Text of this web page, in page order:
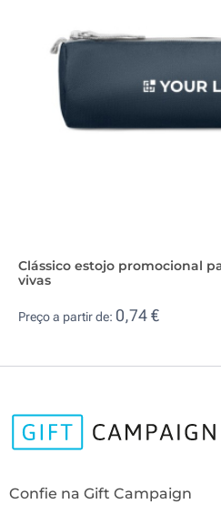
Clássico estojo promocional
vivas
Preço a partir de: 0,74 €
Confie na Gift Campaign